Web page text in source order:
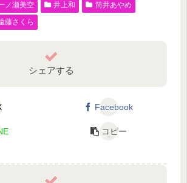
ノ瀬美空 井上和
筒井あやめ
藤さくら
シェアする
Facebook
コピー